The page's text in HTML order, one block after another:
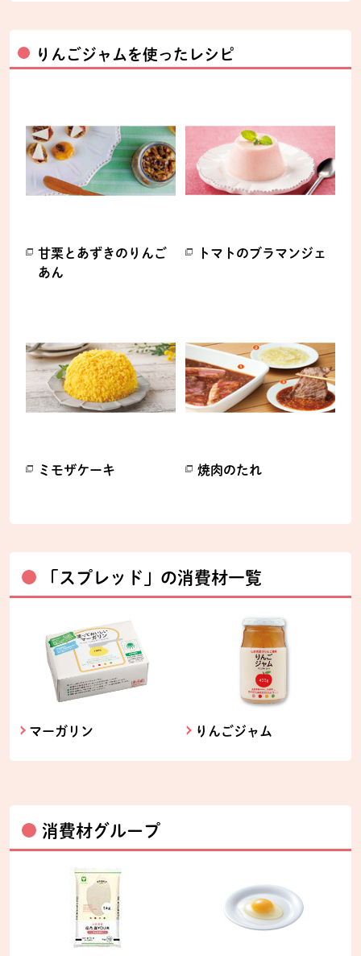
りんごジャムを使ったレシピ
甘栗とあずきのりんご
あん
トマトのブラマンジェ
ミモザケーキ
焼肉のたれ
「スプレッド」の消費材一覧
マーガリン りんごジャム
消費材グループ